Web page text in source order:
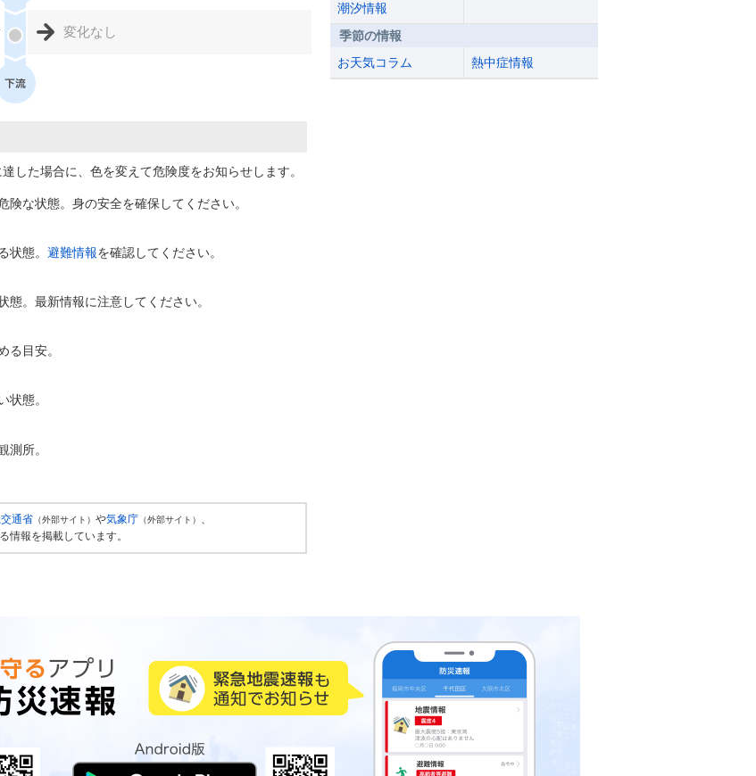
変化なし
した場合に、色を変えて危険度をお知らせします。
険な状態。身の安全を確保してください。
状態。 避難情報を確認してください。
態。最新情報に注意してください。
る目安。
状態。
測所。
通省 （外部サイト） や気象庁 （外部サイト） 、
情報を掲載しています。
潮汐情報
季節の情報
お天気コラム
熱中症情報